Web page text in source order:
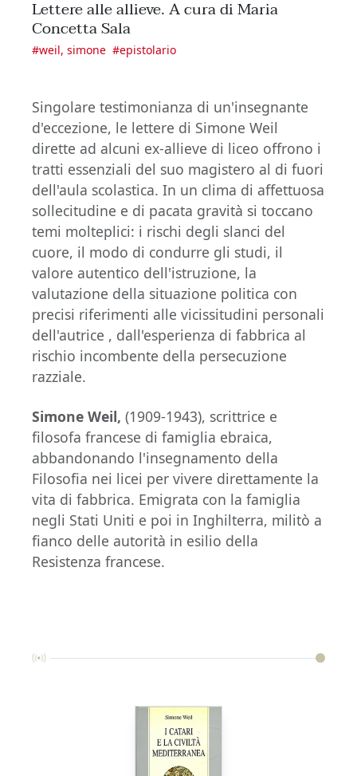
Lettere alle allieve. A cura di Maria
Concetta Sala
#weil, simone #epistolario
Singolare testimonianza di un'insegnante
d'eccezione, le lettere di Simone Weil
dirette ad alcuni ex-allieve di liceo offrono i
tratti essenziali del suo magistero al di fuori
dell'aula scolastica. In un clima di affettuosa
sollecitudine e di pacata gravità si toccano
temi molteplici: i rischi degli slanci del
cuore, il modo di condurre gli studi, il
valore autentico dell'istruzione, la
valutazione della situazione politica con
precisi riferimenti alle vicissitudini personali
dell'autrice , dall'esperienza di fabbrica al
rischio incombente della persecuzione
razziale.
Simone Weil, (1909-1943), scrittrice e
filosofa francese di famiglia ebraica,
abbandonando l'insegnamento della
Filosofia nei licei per vivere direttamente la
vita di fabbrica. Emigrata con la famiglia
negli Stati Uniti e poi in Inghilterra, militò a
fianco delle autorità in esilio della
Resistenza francese.